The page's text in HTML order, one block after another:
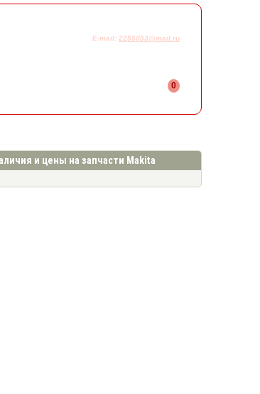
E-mail: 2255053@mail.ru
0
и цены на запчасти Makita